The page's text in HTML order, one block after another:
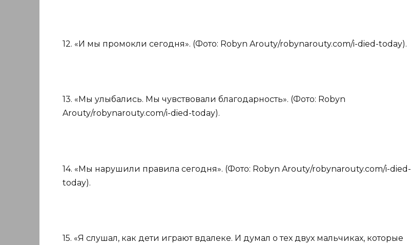
12. «И мы промокли сегодня». (Фото: Robyn Arouty/robynarouty.com/i-died-today).
13. «Мы улыбались. Мы чувствовали благодарность». (Фото: Robyn
Arouty/robynarouty.com/i-died-today).
14. «Мы нарушили правила сегодня». (Фото: Robyn Arouty/robynarouty.com/i-died-
today).
15. «Я слушал, как дети играют вдалеке. И думал о тех двух мальчиках, которые